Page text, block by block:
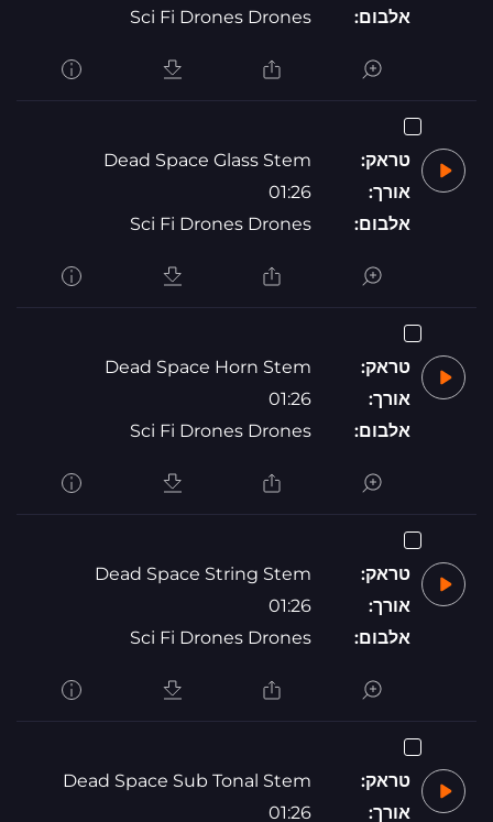
אלבום:
Sci Fi Drones Drones
טראק:
Dead Space Glass Stem
אורך:
01:26
אלבום:
Sci Fi Drones Drones
טראק:
Dead Space Horn Stem
אורך:
01:26
אלבום:
Sci Fi Drones Drones
טראק:
Dead Space String Stem
אורך:
01:26
אלבום:
Sci Fi Drones Drones
טראק:
Dead Space Sub Tonal Stem
אורך:
01:26